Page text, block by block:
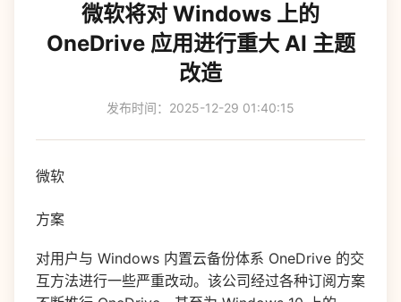
微软将对 Windows 上的
OneDrive 应用进行重大 AI 主题
改造
发布时间：2025-12-29 01:40:15
微软
方案
对用户与 Windows 内置云备份体系 OneDrive 的交
互方法进行一些严重改动。该公司经过各种订阅方案